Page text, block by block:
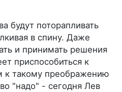
будут поторапливать
в спину. Даже
и принимать решения
приспособиться к
к такому преображению
"надо" - сегодня Лев